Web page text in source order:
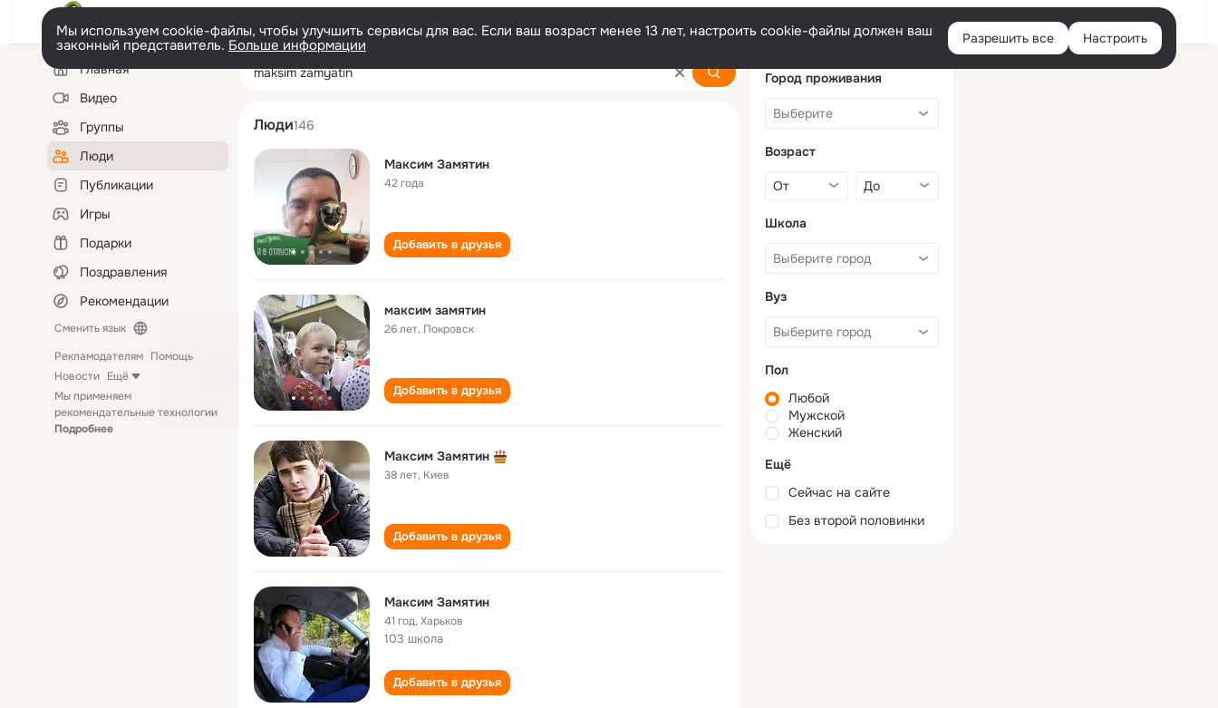
Войти
Мы используем cookie-файлы, чтобы улучшить сервисы для вас. Если ваш возраст менее 13 лет, настроить cookie-файлы должен ваш
законный представитель. Больше информации Разрешить все Настроить
Левая
колонкаГлавная
Видео
Группы
Люди
Публикации
Игры
Подарки
Поздравления
Рекомендации
Сменить язык
Рекламодателям Помощь
Новости Ещё
Мы применяем
рекомендательные технологии
Подробнее
maksim zamyatin
Люди146
Максим Замятин
42 года
Добавить в друзья
максим замятин
26 лет, Покровск
Добавить в друзья
Максим Замятин
38 лет, Киев
Добавить в друзья
Максим Замятин
41 год,Харьков
103 школа
Добавить в друзья
Город проживания
Возраст
Школа
Вуз
Пол
Любой
Мужской
Женский
Ещё
Сейчас на сайте
Без второй половинки